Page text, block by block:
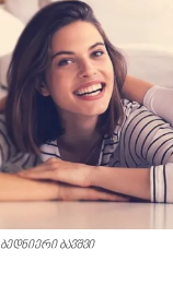
ბედნიერი ბავშვი